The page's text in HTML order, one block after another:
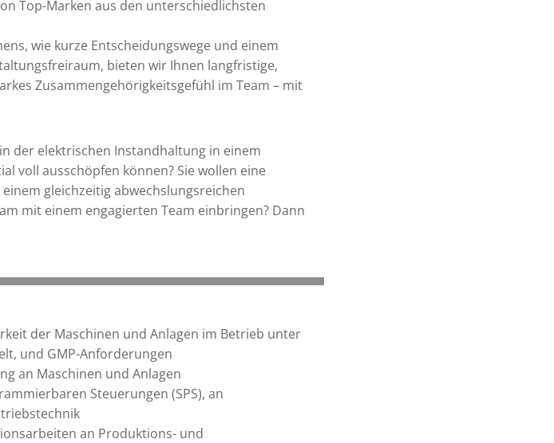
Top-Marken aus den unterschiedlichsten
wie kurze Entscheidungswege und einem
bieten wir Ihnen langfristige,
Zusammengehörigkeitsgefühl im Team – mit
der elektrischen Instandhaltung in einem
voll ausschöpfen können? Sie wollen eine
gleichzeitig abwechslungsreichen
mit einem engagierten Team einbringen? Dann
der Maschinen und Anlagen im Betrieb unter
und GMP-Anforderungen
an Maschinen und Anlagen
Steuerungen (SPS), an
an Produktions- und